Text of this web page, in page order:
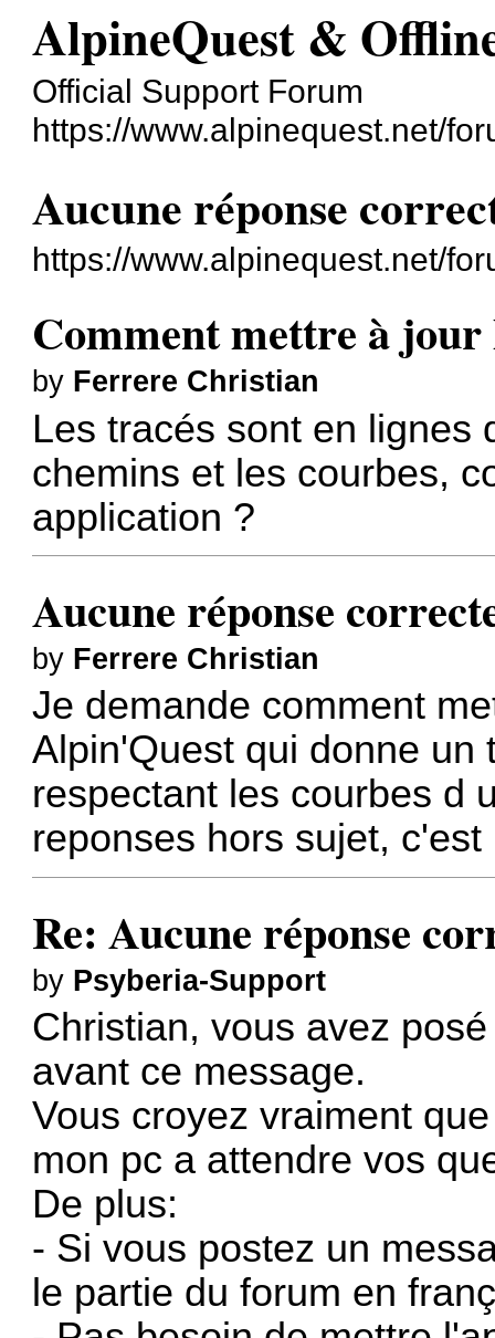
AlpineQuest &
Official Support Forum
https://www.alpinequest.net/
Aucune réponse
https://www.alpinequest.net/
Comment mettre à
by Ferrere Christian
Les tracés sont en lignes
chemins et les courbes,
application ?
Aucune réponse
by Ferrere Christian
Je demande comment
Alpin'Quest qui donne un
respectant les courbes d
reponses hors sujet,
Re: Aucune réponse
by Psyberia-Support
Christian,vous avez
avant ce message.
Vous croyez vraiment
mon pc a attendre vos
De plus:
- Si vous postez un
le partie du forum en